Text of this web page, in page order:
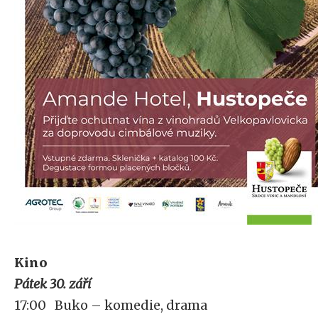
Kino
Pátek 30. září
17:00 Buko – komedie, drama